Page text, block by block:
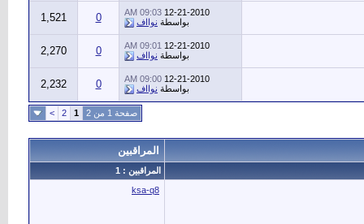
12-21-2010
09:03 AM
بواسطة نوااف 0
1,521
12-21-2010
09:01 AM
بواسطة نوااف 0
2,270
12-21-2010
09:00 AM
بواسطة نوااف 0
2,232
صفحة 1 من 2 1
2
>
المراقبين
المراقبين : 1
ksa-q8